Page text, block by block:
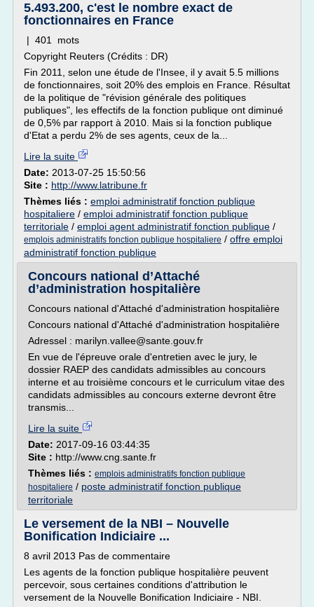
5.493.200, c'est le nombre exact de
fonctionnaires en France
| 401 mots
Copyright Reuters (Crédits : DR)
Fin 2011, selon une étude de l'Insee, il y avait 5.5 millions
de fonctionnaires, soit 20% des emplois en France. Résultat
de la politique de "révision générale des politiques
publiques", les effectifs de la fonction publique ont diminué
de 0,5% par rapport à 2010. Mais si la fonction publique
d'Etat a perdu 2% de ses agents, ceux de la...
Lire la suite
Date: 2013-07-25 15:50:56
Site : http://www.latribune.fr
Thèmes liés : emploi administratif fonction publique
hospitaliere / emploi administratif fonction publique
territoriale / emploi agent administratif fonction publique /
emplois administratifs fonction publique hospitaliere / offre emploi
administratif fonction publique
Concours national d’Attaché
d’administration hospitalière
Concours national d'Attaché d'administration hospitalière
Concours national d'Attaché d'administration hospitalière
Adressel : marilyn.vallee@sante.gouv.fr
En vue de l'épreuve orale d'entretien avec le jury, le
dossier RAEP des candidats admissibles au concours
interne et au troisième concours et le curriculum vitae des
candidats admissibles au concours externe devront être
transmis...
Lire la suite
Date: 2017-09-16 03:44:35
Site : http://www.cng.sante.fr
Thèmes liés : emplois administratifs fonction publique
hospitaliere / poste administratif fonction publique
territoriale
Le versement de la NBI – Nouvelle
Bonification Indiciaire ...
8 avril 2013 Pas de commentaire
Les agents de la fonction publique hospitalière peuvent
percevoir, sous certaines conditions d'attribution le
versement de la Nouvelle Bonification Indiciaire - NBI.